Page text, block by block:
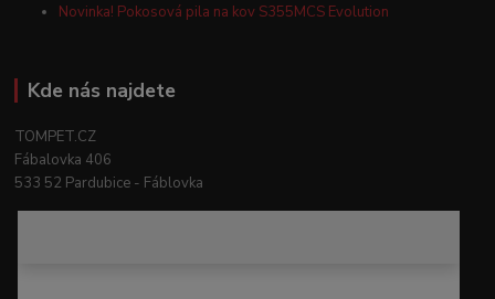
Novinka! Pokosová pila na kov S355MCS Evolution
Kde nás najdete
TOMPET.CZ
Fábalovka 406
533 52 Pardubice - Fáblovka